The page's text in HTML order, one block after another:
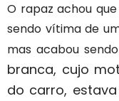
O rapaz achou
sendo vítima de
mas acabou
branca, cujo
do carro,